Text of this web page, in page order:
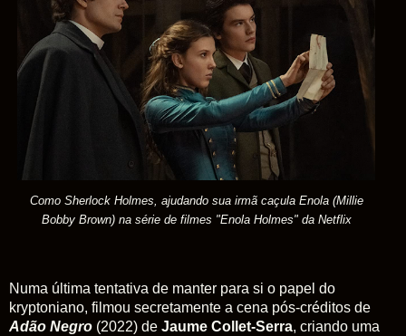
Como Sherlock Holmes, ajudando sua irmã caçula Enola (Millie
Bobby Brown) na série de filmes "Enola Holmes" da Netflix
Numa última tentativa de manter para si o papel do
kryptoniano, filmou secretamente a cena pós-créditos de
Adão Negro (2022) de Jaume Collet-Serra, criando uma